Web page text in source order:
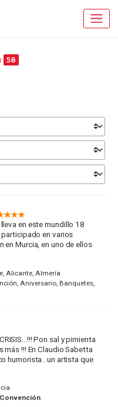
58
en este mundillo 18
participado en varios
en Murcia, en uno de ellos
Alicante, Almería
Aniversario, Banquetes,
Pon sal y pimienta
más !!! En Claudio Sabetta
humorista...un artista que
Convención